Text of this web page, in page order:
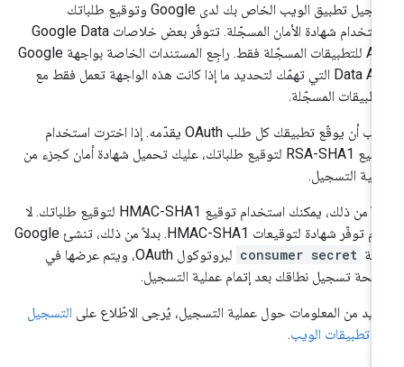
تسجيل تطبيق الويب الخاص بك لدى Google وتوقيع طلباتك
باستخدام شهادة الأمان المسجّلة. تتوفّر بعض خلاصات Google Data
API للتطبيقات المسجّلة فقط. راجِع المستندات الخاصة بواجهة Google
Data API التي تهمّك لتحديد ما إذا كانت هذه الواجهة تعمل فقط مع
المسجّلة.
يجب أن يوقّع تطبيقك كل طلب OAuth يقدّمه. إذا اخترت استخدام
توقيع RSA-SHA1 لتوقيع طلباتك، عليك تحميل شهادة أمان كجزء من
التسجيل.
بدلاً من ذلك، يمكنك استخدام توقيع HMAC-SHA1 لتوقيع طلباتك. لا
يلزم توفّر شهادة لتوقيعات HMAC-SHA1. بدلاً من ذلك، تنشئ Google
consumer secret
لبروتوكول OAuth، ويتم عرضها في
تسجيل نطاقك بعد إتمام عملية التسجيل.
من المعلومات حول عملية التسجيل، يُرجى الاطّلاع علىالتسجيل
تطبيقات الويب.